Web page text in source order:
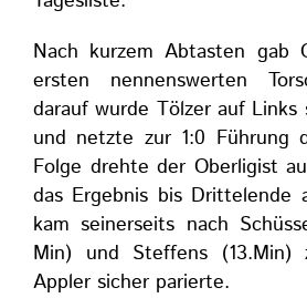
Nach kurzem Abtasten gab
ersten nennenswerten
darauf wurde Tölzer auf Links
und netzte zur 1:0 Führung
Folge drehte der Oberligist
das Ergebnis bis Drittelende
kam seinerseits nach
Min) und Steffens (13.Min)
Appler sicher parierte.